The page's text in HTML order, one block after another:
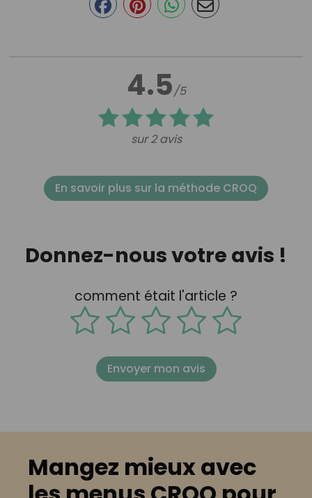
4.5/5
sur 2 avis
En savoir plus sur la méthode CROQ
Donnez-nous votre avis !
comment était l'article ?
Envoyer mon avis
Mangez mieux avec